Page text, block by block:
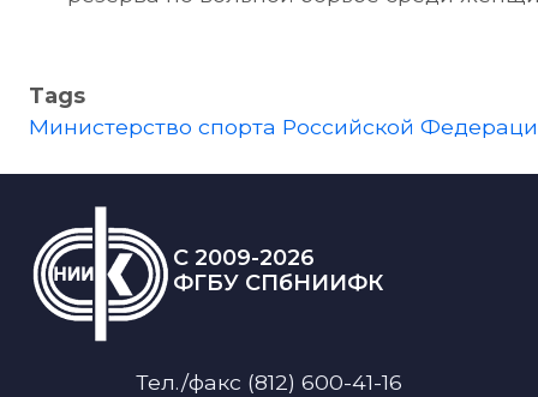
Tags
Министерство спорта Российской
C 2009-2026
ФГБУ СПбНИИФК
Тел./факс (812) 600-41-16